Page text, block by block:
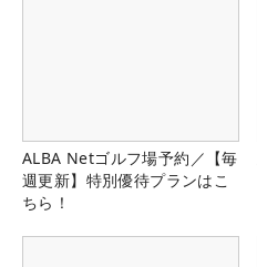
ALBA Netゴルフ場予約／【毎
週更新】特別優待プランはこ
ちら！